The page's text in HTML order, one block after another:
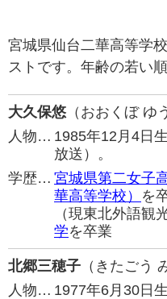
宮城県仙台二華高等学
ストです。年齢の若い
大久保悠 （おおくぼ ゆ
人物… 1985年12月4日
放送）。
学歴… 宮城県第二女子
華高等学校） を
（現東北外語観
学を卒業
北郷三穂子 （きたごう
人物… 1977年6月30日